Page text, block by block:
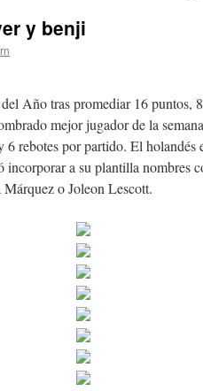
y benji
Año tras promediar 16 puntos,
mejor jugador de la
6 rebotes por partido. El holandés
a su plantilla nombres
Márquez o Joleon Lescott.